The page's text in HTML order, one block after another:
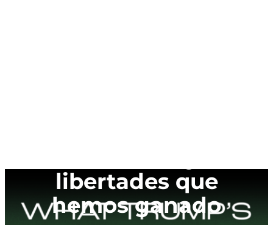
libertades que
hemos ganado